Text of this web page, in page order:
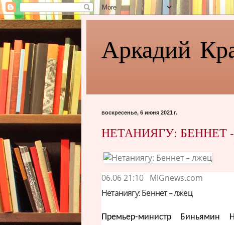
Аркадий
воскресенье, 6 июня 2021 г.
НЕТАНИЯГУ: БЕННЕТ
06.06 21:10 MIGnews.com
Нетаниягу: Беннет – лжец
Премьер-министр Биньямин